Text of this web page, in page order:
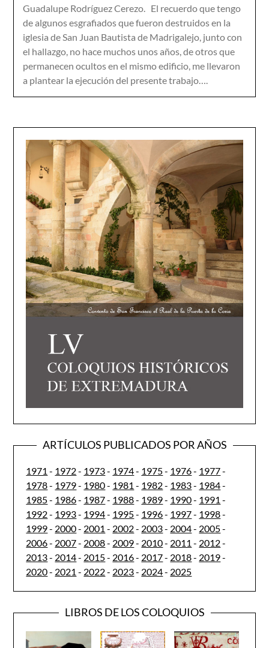
Guadalupe Rodríguez Cerezo. El recuerdo que tengo
de algunos esgrafiados que fueron destruidos en la
iglesia de San Juan Bautista de Madrigalejo, junto con
el hallazgo, no hace muchos unos años, de otros que
permanecen ocultos en el mismo edificio, me llevaron
a plantear la ejecución del presente trabajo….
ARTÍCULOS PUBLICADOS POR AÑOS
1971 - 1972- 1973- 1974- 1975- 1976- 1977-
1978- 1979- 1980- 1981 - 1982- 1983- 1984-
1985- 1986- 1987- 1988- 1989- 1990- 1991 -
1992- 1993- 1994- 1995- 1996- 1997- 1998-
1999- 2000- 2001 - 2002- 2003- 2004- 2005-
2006- 2007- 2008- 2009- 2010- 2011 - 2012-
2013- 2014- 2015- 2016- 2017- 2018- 2019-
2020- 2021 - 2022- 2023- 2024- 2025
LIBROS DE LOS COLOQUIOS